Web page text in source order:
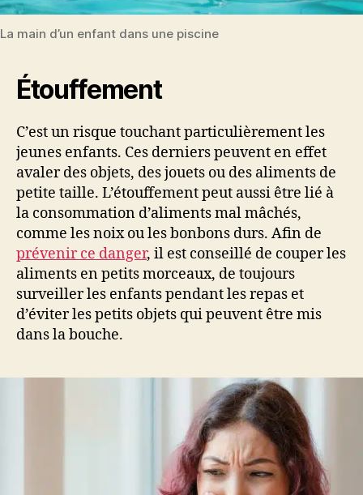
La main d’un enfant dans une piscine
Étouffement
C’est un risque touchant particulièrement les
jeunes enfants. Ces derniers peuvent en effet
avaler des objets, des jouets ou des aliments de
petite taille. L’étouffement peut aussi être lié à
la consommation d’aliments mal mâchés,
comme les noix ou les bonbons durs. Afin de
prévenir ce danger, il est conseillé de couper les
aliments en petits morceaux, de toujours
surveiller les enfants pendant les repas et
d’éviter les petits objets qui peuvent être mis
dans la bouche.